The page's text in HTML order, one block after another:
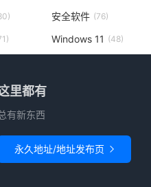
安全软件 (76)
Windows 11 (48)
里都有
有新东西
永久地址/地址发布页 